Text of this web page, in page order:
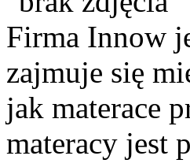
Firma Innow
zajmuje się
jak materace
materacy jest